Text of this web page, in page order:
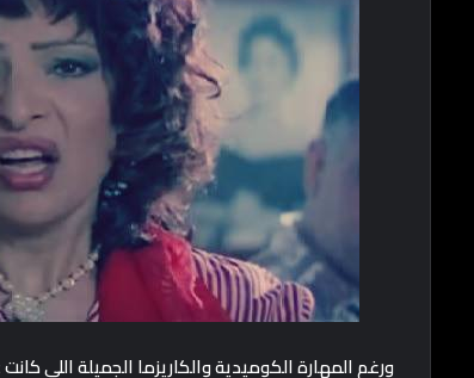
ورغم المهارة الكوميدية والكاريزما الجميلة اللي